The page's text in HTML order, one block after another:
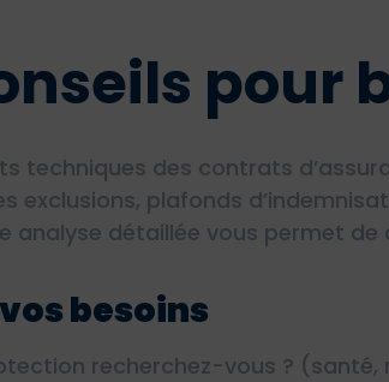
pour
techniques des contrats
exclusions, plafonds
analyse détaillée vous permet
besoins
recherchez-vous ? (santé,